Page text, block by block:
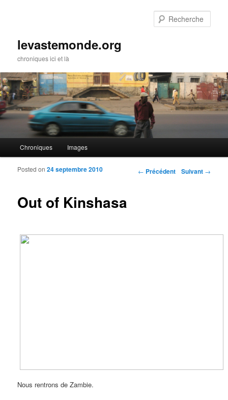
levastemonde.org
chroniques ici et là
Aller au contenu principal
Aller au contenu secondaire
Chroniques Images
Navigation des articles ← Précédent Suivant →
Out of Kinshasa
Posted on24 septembre 2010
Nous rentrons de Zambie.